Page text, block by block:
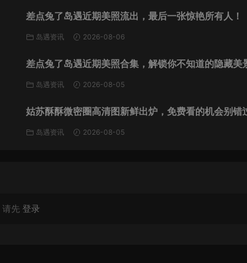
差点兔了岛遇近期美照流出，最后一张惊艳所有人！
岛遇资讯 2026-08-06
差点兔了岛遇近期美照合集，解锁你不知道的隐藏美
岛遇资讯 2026-08-05
姑苏酥酥微密圈高清图新鲜出炉，免费看的机会别错
岛遇资讯 2026-08-05
请先 登录